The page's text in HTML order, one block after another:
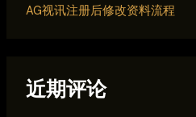
AG视讯注册后修改资料流程
近期评论